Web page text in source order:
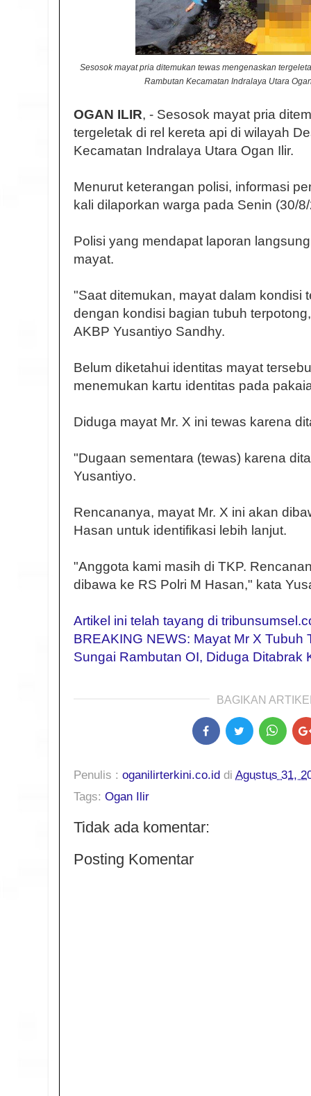
Sesosok mayat pria ditemukan tewas mengenaskan
Rambutan Kecamatan Indralaya Utara
OGAN ILIR, - Sesosok mayat pria
tergeletak di rel kereta api di wilayah
Kecamatan Indralaya Utara Ogan Ilir.
Menurut keterangan polisi, informasi
kali dilaporkan warga pada Senin (30/
Polisi yang mendapat laporan
mayat.
"Saat ditemukan, mayat dalam kondisi
dengan kondisi bagian tubuh
AKBP Yusantiyo Sandhy.
Belum diketahui identitas mayat
menemukan kartu identitas pada
Diduga mayat Mr. X ini tewas karena
"Dugaan sementara (tewas) karena
Yusantiyo.
Rencananya, mayat Mr. X ini akan
Hasan untuk identifikasi lebih lanjut.
"Anggota kami masih di TKP.
dibawa ke RS Polri M Hasan," kata
Artikel ini telah tayang di
BREAKING NEWS: Mayat Mr X Tubuh
Sungai Rambutan OI, Diduga Ditabrak
BAGIKAN
Penulis : oganilirterkini.co.id di Agustus 31,
Tags: Ogan Ilir
Tidak ada komentar:
Posting Komentar